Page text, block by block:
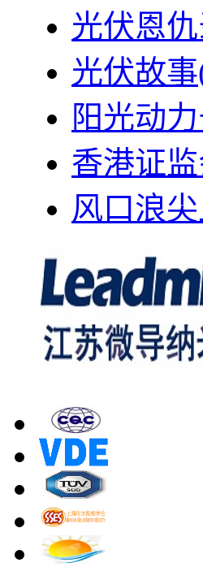
光伏恩
光伏故
阳光动
香港证
风口浪